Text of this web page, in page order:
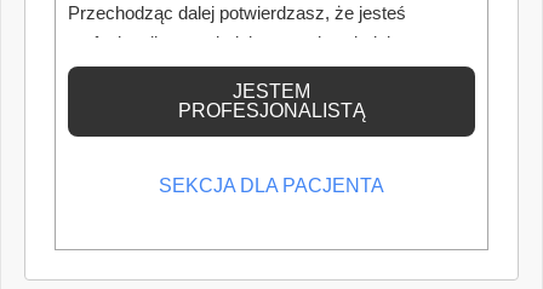
Przechodząc dalej potwierdzasz, że jesteś
profesjonalistą posiadającym odpowiednią
wiedzę medyczną.
JESTEM
PROFESJONALISTĄ
SEKCJA DLA PACJENTA